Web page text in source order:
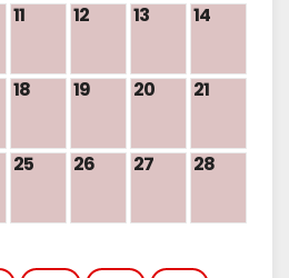
11 12 13 14
18 19 20 21
25 26 27 28